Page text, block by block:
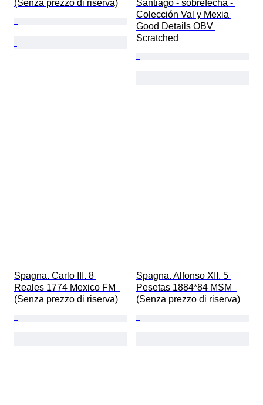
(Senza prezzo di riserva)
Santiago - sobrefecha -
Colección Val y Mexia
Good Details OBV
Scratched
Spagna. Carlo III. 8
Reales 1774 Mexico FM
(Senza prezzo di riserva)
Spagna. Alfonso XII. 5
Pesetas 1884*84 MSM
(Senza prezzo di riserva)